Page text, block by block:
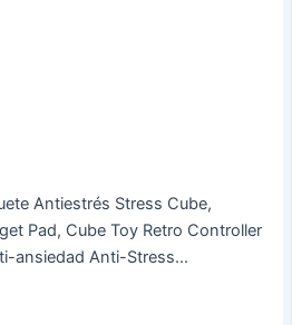
Antiestrés Stress Cube,
Pad, Cube Toy Retro Controller
ansiedad Anti-Stress...